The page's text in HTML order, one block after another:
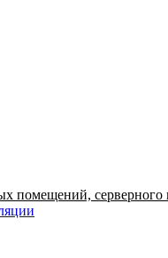
помещений,